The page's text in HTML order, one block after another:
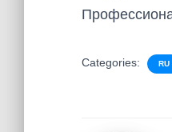
Categories: RU